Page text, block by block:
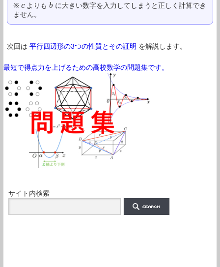
※ c
cよりもb
bに大きい数字を入力してしまうと正しく計算でき
ません。
次回は 平行四辺形の3つの性質とその証明 を解説します。
最短で得点力を上げるための高校数学の問題集です。
サイト内検索